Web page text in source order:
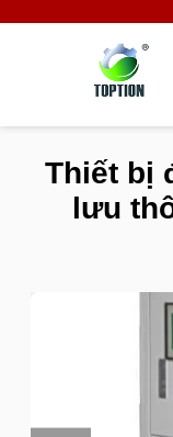
Thiết bị
lưu